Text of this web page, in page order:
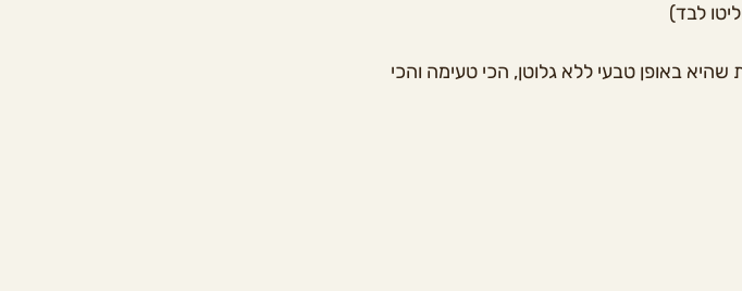
באופן טבעי ללא גלוטן, הכי טעימה והכי